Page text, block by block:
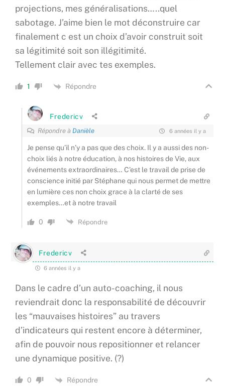
projections, mes généralisations…..quel
sabotage. J’aime bien le mot déconstruire car
finalement c est un choix d’avoir construit soit
sa légitimité soit son illégitimité.
Tellement clair avec tes exemples.
1 Répondre
Fredericv
Répondre àDanièle 6 années il y a
Je pense qu’il n’y a pas que des choix. Il y a aussi des non-
choix liés à notre éducation, à nos histoires de Vie, aux
événements extraordinaires… C’est le travail de prise de
conscience initié par Stéphane qui nous permet de mettre
en lumière ces non choix grace à la clarté de ses
exemples…et à notre travail
0 Répondre
Fredericv
6 années il y a
Dans le cadre d’un auto-coaching, il nous
reviendrait donc la responsabilité de découvrir
les “mauvaises histoires” au travers
d’indicateurs qui restent encore à déterminer,
afin de pouvoir nous repositionner et relancer
une dynamique positive. (?)
0 Répondre